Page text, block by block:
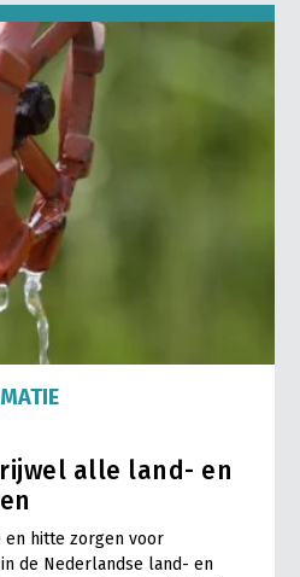
alle land- en
en hitte zorgen voor
de Nederlandse land- en